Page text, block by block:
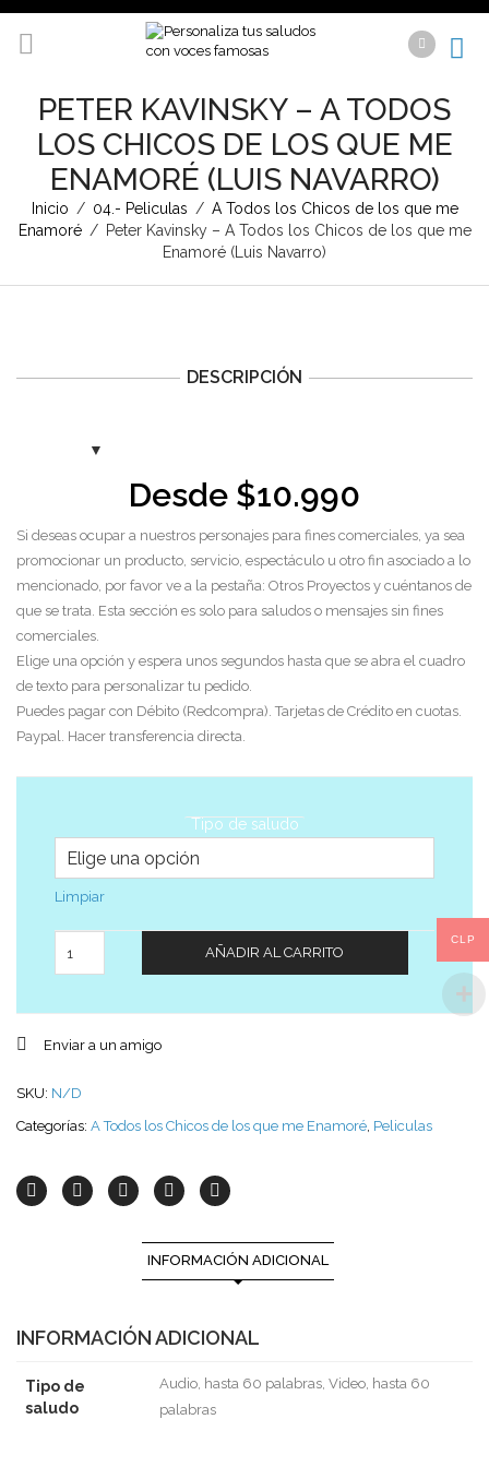
PETER KAVINSKY – A TODOS
LOS CHICOS DE LOS QUE ME
ENAMORÉ (LUIS NAVARRO)
Inicio / 04.- Peliculas / A Todos los Chicos de los que me
Enamoré / Peter Kavinsky – A Todos los Chicos de los que me
Enamoré (Luis Navarro)
DESCRIPCIÓN
Desde $10.990
Si deseas ocupar a nuestros personajes para fines comerciales, ya sea
promocionar un producto, servicio, espectáculo u otro fin asociado a lo
mencionado, por favor ve a la pestaña: Otros Proyectos y cuéntanos de
que se trata. Esta sección es solo para saludos o mensajes sin fines
comerciales.
Elige una opción y espera unos segundos hasta que se abra el cuadro
de texto para personalizar tu pedido.
Puedes pagar con Débito (Redcompra). Tarjetas de Crédito en cuotas.
Paypal. Hacer transferencia directa.
Tipo de saludo
Limpiar
AÑADIR AL CARRITO
Enviar a un amigo
SKU: N/D
Categorías: A Todos los Chicos de los que me Enamoré, Peliculas
INFORMACIÓN ADICIONAL
INFORMACIÓN ADICIONAL
Tipo de
saludo
Audio, hasta 60 palabras, Video, hasta 60
palabras
CLP